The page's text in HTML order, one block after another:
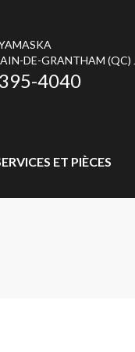
DE-GRANTHAM (QC)
4040
ET PIÈCES